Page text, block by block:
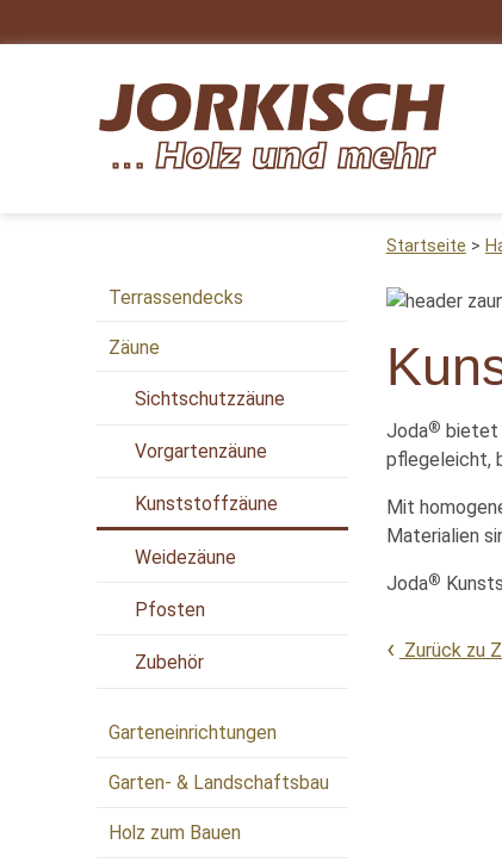
Terrassendecks
Zäune
Sichtschutzzäune
Vorgartenzäune
Kunststoffzäune
Weidezäune
Pfosten
Zubehör
Garteneinrichtungen
Garten- & Landschaftsbau
Holz zum Bauen
Startseite
Joda® bietet
pflegeleicht,
Mit
Materialien
Joda®
Zurück zu